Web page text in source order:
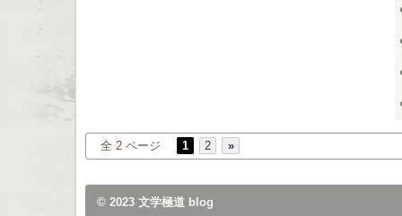
全 2 ページ 1 2 »
© 2023 文学極道 blog